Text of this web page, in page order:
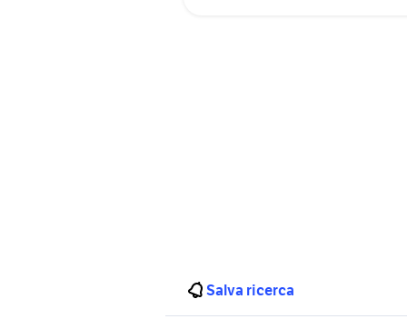
Salva ricerca